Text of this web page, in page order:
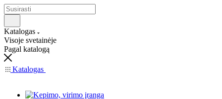
Katalogas
Visoje svetainėje
Pagal katalogą
Katalogas